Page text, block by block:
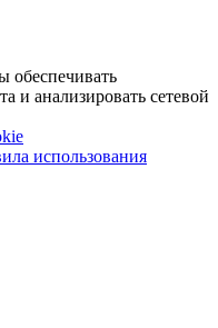
обеспечивать
и анализировать сетевой
использования